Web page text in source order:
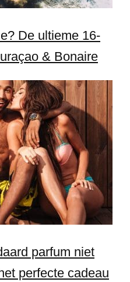
De ultieme 16-
& Bonaire
parfum niet
perfecte cadeau